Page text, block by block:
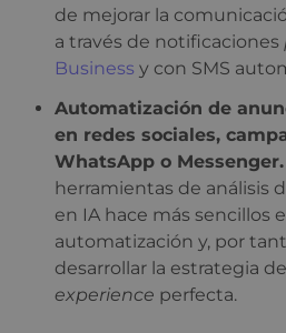
de mejorar la
a través de notificaciones
Business y con SMS
Automatización de
en redes sociales,
WhatsApp o Messenger.
herramientas de análisis
en IA hace más sencillos
automatización y, por
desarrollar la estrategia de
experience perfecta.